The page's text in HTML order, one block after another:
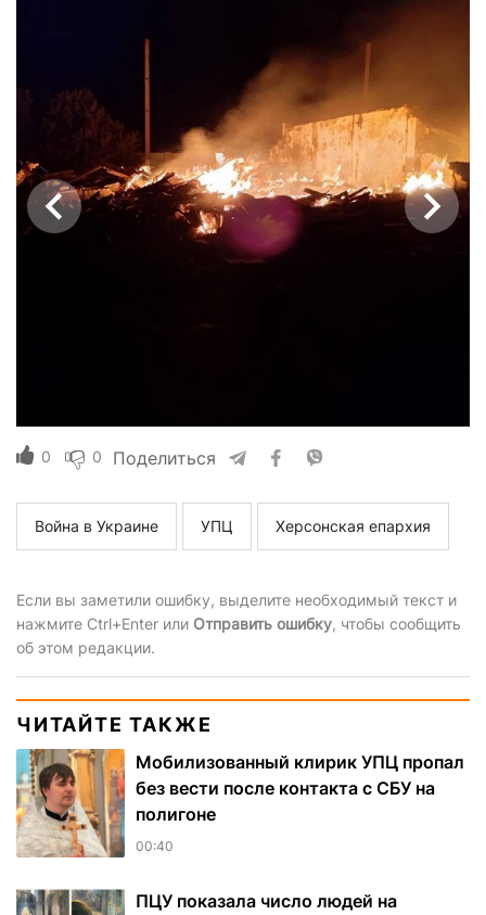
0 0 Поделиться
Война в Украине УПЦ Херсонская епархия
Если вы заметили ошибку, выделите необходимый текст и
нажмите Ctrl+Enter или Отправить ошибку, чтобы сообщить
об этом редакции.
ЧИТАЙТЕ ТАКЖЕ
Мобилизованный клирик УПЦ пропал
без вести после контакта с СБУ на
полигоне
00:40
ПЦУ показала число людей на